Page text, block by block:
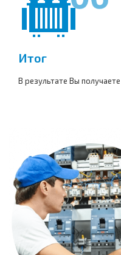
Итог
В результате Вы